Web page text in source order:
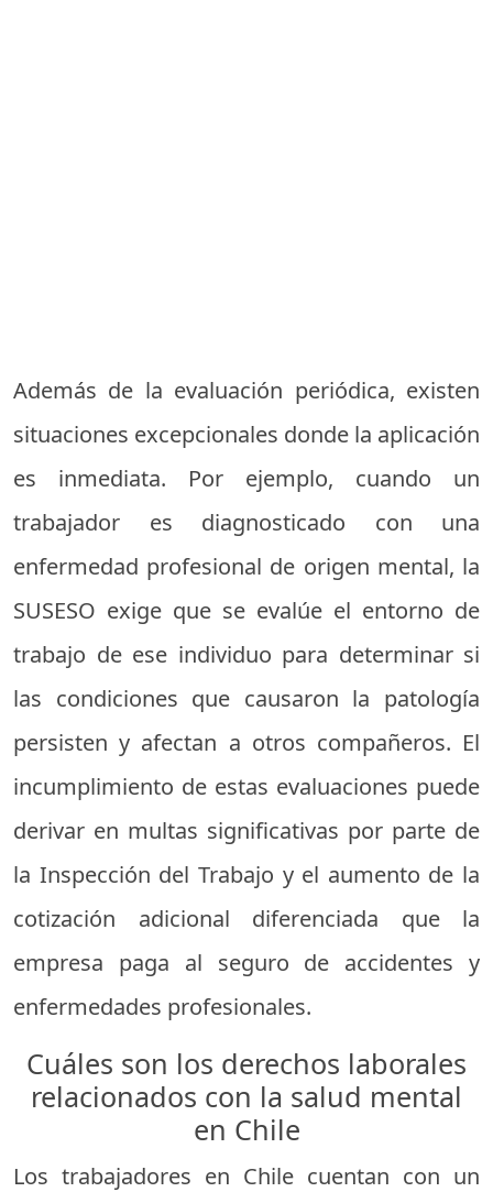
Además de la evaluación periódica, existen
situaciones excepcionales donde la aplicación
es inmediata. Por ejemplo, cuando un
trabajador es diagnosticado con una
enfermedad profesional de origen mental, la
SUSESO exige que se evalúe el entorno de
trabajo de ese individuo para determinar si
las condiciones que causaron la patología
persisten y afectan a otros compañeros. El
incumplimiento de estas evaluaciones puede
derivar en multas significativas por parte de
la Inspección del Trabajo y el aumento de la
cotización adicional diferenciada que la
empresa paga al seguro de accidentes y
enfermedades profesionales.
Cuáles son los derechos laborales
relacionados con la salud mental
en Chile
Los trabajadores en Chile cuentan con un